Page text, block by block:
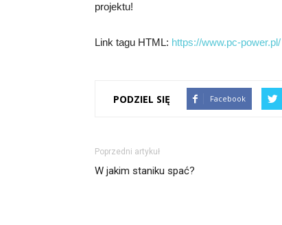
projektu!
Link tagu HTML: https://www.pc-power.pl/
PODZIEL SIĘ Facebook
Poprzedni artykuł
W jakim staniku spać?